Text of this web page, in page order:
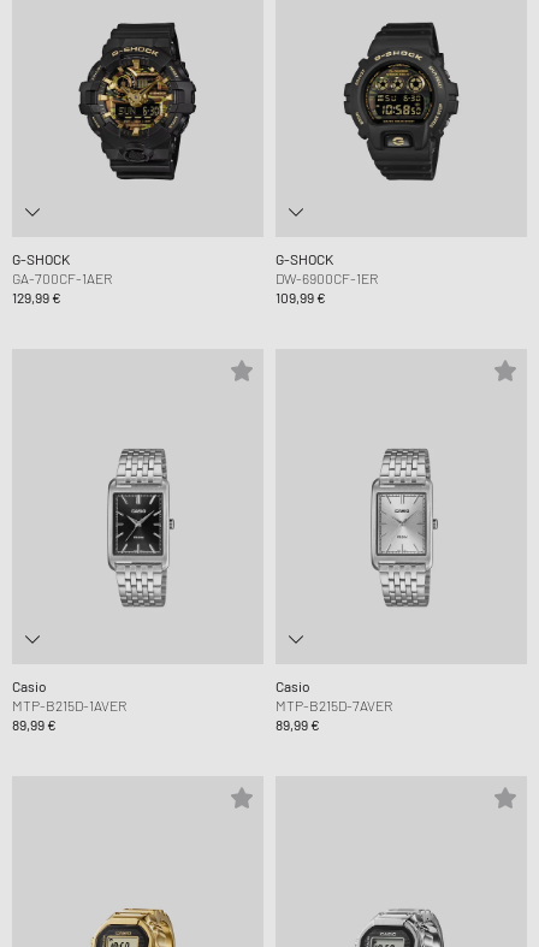
G-SHOCK
GA-700CF-1AER
129,99 €
G-SHOCK
DW-6900CF-1ER
109,99 €
Casio
MTP-B215D-1AVER
89,99 €
Casio
MTP-B215D-7AVER
89,99 €